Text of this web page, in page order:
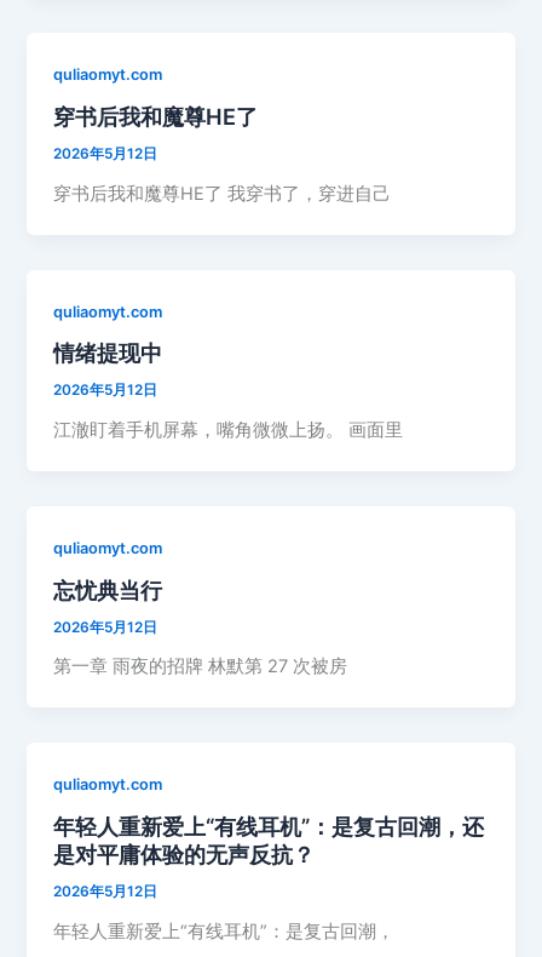
quliaomyt.com
穿书后我和魔尊HE了
2026年5月12日
穿书后我和魔尊HE了 我穿书了，穿进自己
quliaomyt.com
情绪提现中
2026年5月12日
江澈盯着手机屏幕，嘴角微微上扬。 画面里
quliaomyt.com
忘忧典当行
2026年5月12日
第一章 雨夜的招牌 林默第 27 次被房
quliaomyt.com
年轻人重新爱上“有线耳机”：是复古回潮，还
是对平庸体验的无声反抗？
2026年5月12日
年轻人重新爱上“有线耳机”：是复古回潮，